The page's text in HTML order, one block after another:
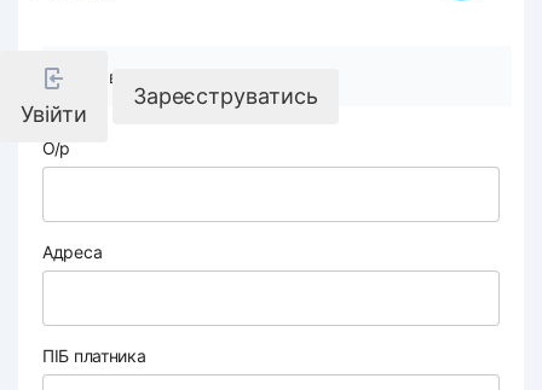
Увійти
Зареєструватись
Реквізити компанії
О/р
Адреса
ПІБ платника